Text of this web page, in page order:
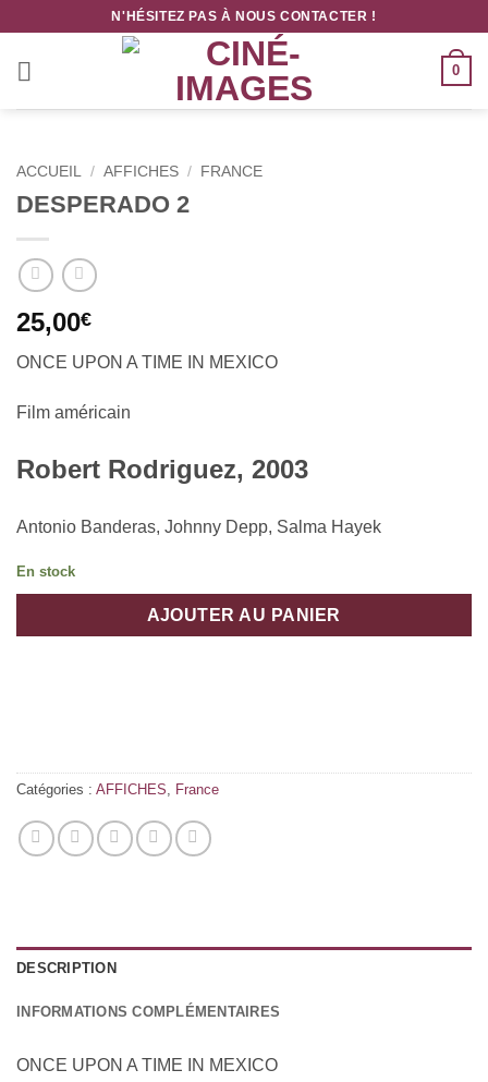
contenu
N'HÉSITEZ PAS À NOUS CONTACTER !
0
ACCUEIL / AFFICHES / FRANCE
DESPERADO 2
25,00€
ONCE UPON A TIME IN MEXICO
Fil m américain
Robert Rodriguez, 2003
Antonio Banderas, Johnny Depp, Salma Hayek
En stock
AJOUTER AU PANIER
Catégories : AFFICHES, France
DESCRIPTION
INFORMATIONS COMPLÉMENTAIRES
ONCE UPON A TIME IN MEXICO